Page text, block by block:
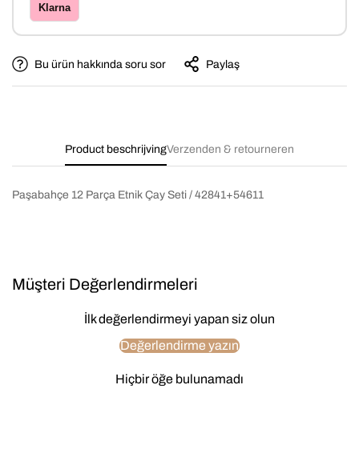
Klarna
Bu ürün hakkında soru sor Paylaş
Product beschrijvingVerzenden & retourneren
Paşabahçe 12 Parça Etnik Çay Seti / 42841+54611
Müşteri Değerlendirmeleri
İlk değerlendirmeyi yapan siz olun
Değerlendirme yazın
Hiçbir öğe bulunamadı